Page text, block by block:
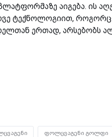
აიგება. ის
ტექნოლოგიით, როგორც
ერთად, არსებობს
ფოლცვაგენი გოლფი